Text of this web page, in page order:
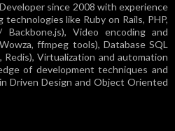
since 2008 with experience
like Ruby on Rails, PHP,
Video encoding and
ffmpeg tools), Database SQL
Redis), Virtualization and automation
of development techniques and
Driven Design and Object Oriented